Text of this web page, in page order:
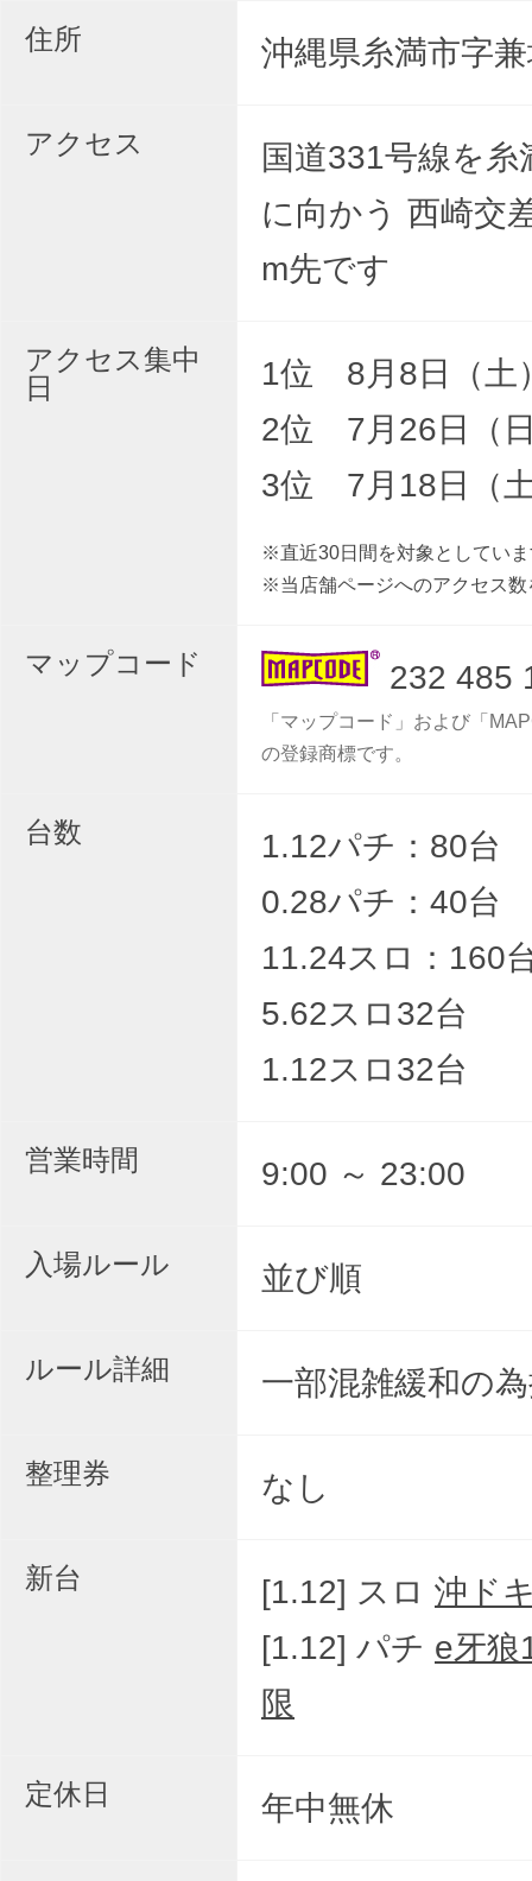
住所 沖縄県糸満市字
アクセス
国道331号線を
に向かう 西崎交
m先です
アクセス集中
日
1位 8月8日（土
2位 7月26日（
3位 7月18日（
※直近30日間を対象としてい
※当店舗ページへのアクセス数
マップコード 232 485
「マップコード」および「
の登録商標です。
台数
1.12パチ：80台
0.28パチ：40台
11.24スロ：160
5.62スロ32台
1.12スロ32台
営業時間 9:00 ～ 23:00
入場ルール 並び順
ルール詳細 一部混雑緩和の
整理券 なし
新台 [1.12] スロ 沖ド
[1.12] パチ e牙狼
限
定休日 年中無休